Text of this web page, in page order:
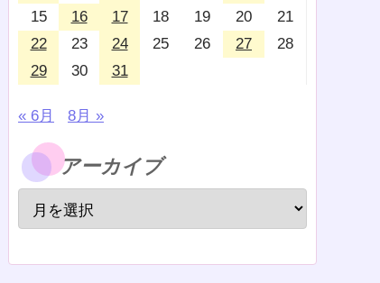
15
16 17 18 19 20
21
22
23 24 25 26 27
28
29
30 31
« 6月 8月 »
アーカイブ